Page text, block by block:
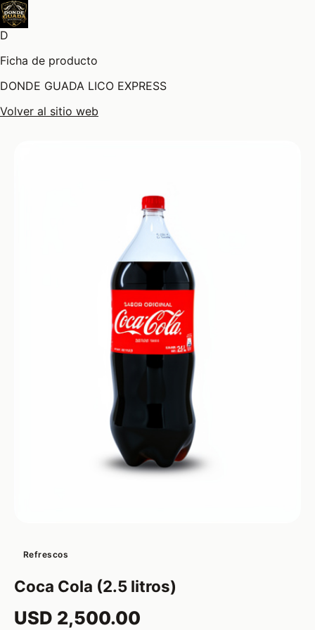
D
Ficha de producto
DONDE GUADA LICO EXPRESS
Volver al sitio web
Refrescos
Coca Cola (2.5 litros)
USD 2,500.00